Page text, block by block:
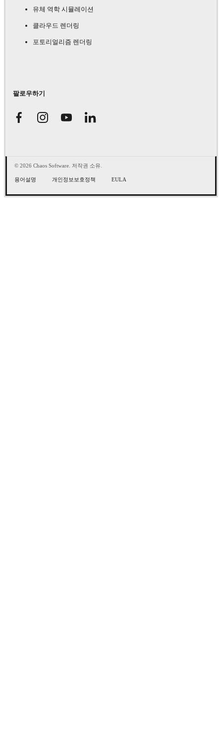
유체 역학 시뮬레이션
클라우드 렌더링
포토리얼리즘 렌더링
팔로우하기
© 2026 Chaos Software. 저작권 소유.
용어설명 개인정보보호정책 EULA